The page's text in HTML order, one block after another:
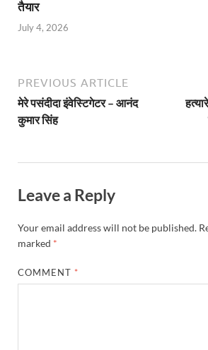
तैयार
July 4, 2026
PREVIOUS ARTICLE
मेरे पसंदीदा इंवेस्टिगेटर – आनंद
कुमार सिंह
Leave a Reply
Your email address will not be published.
marked *
COMMENT *